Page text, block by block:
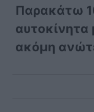
Παρακάτω
αυτοκίνητα
ακόμη